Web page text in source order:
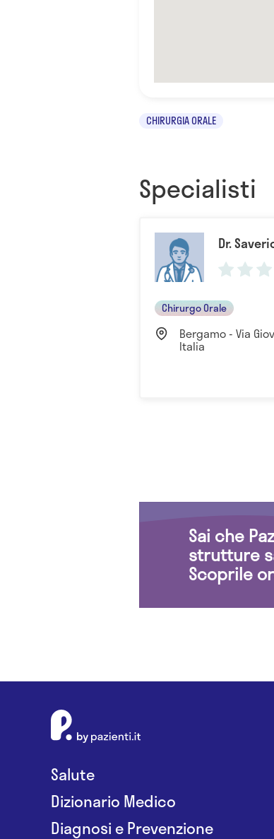
CHIRURGIA ORALE
Specialisti
Dr.
Chirurgo Orale
Bergamo - Via
Italia
Sai che
strutture
Scoprile
Salute
Dizionario Medico
Diagnosi e Prevenzione